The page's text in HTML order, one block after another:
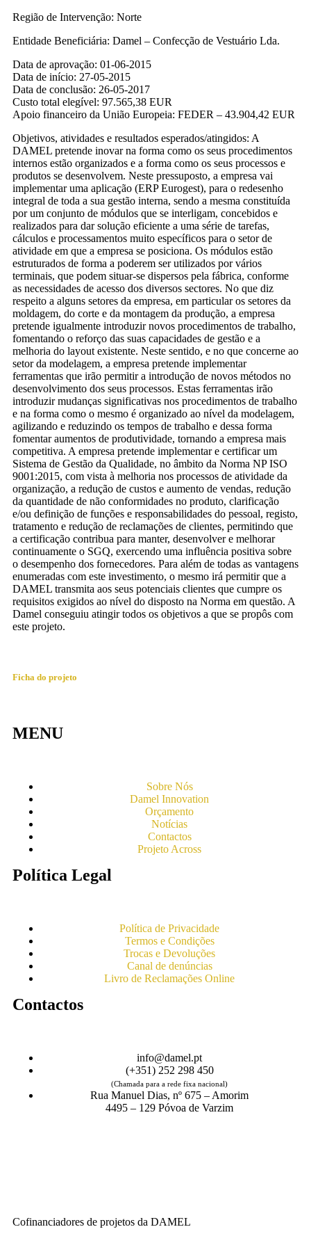
Região de Intervenção: Norte
Entidade Beneficiária: Damel – Confecção de Vestuário Lda.
Data de aprovação: 01-06-2015
Data de início: 27-05-2015
Data de conclusão: 26-05-2017
Custo total elegível: 97.565,38 EUR
Apoio financeiro da União Europeia: FEDER – 43.904,42 EUR
Objetivos, atividades e resultados esperados/atingidos: A
DAMEL pretende inovar na forma como os seus procedimentos
internos estão organizados e a forma como os seus processos e
produtos se desenvolvem. Neste pressuposto, a empresa vai
implementar uma aplicação (ERP Eurogest), para o redesenho
integral de toda a sua gestão interna, sendo a mesma constituída
por um conjunto de módulos que se interligam, concebidos e
realizados para dar solução eficiente a uma série de tarefas,
cálculos e processamentos muito específicos para o setor de
atividade em que a empresa se posiciona. Os módulos estão
estruturados de forma a poderem ser utilizados por vários
terminais, que podem situar-se dispersos pela fábrica, conforme
as necessidades de acesso dos diversos sectores. No que diz
respeito a alguns setores da empresa, em particular os setores da
moldagem, do corte e da montagem da produção, a empresa
pretende igualmente introduzir novos procedimentos de trabalho,
fomentando o reforço das suas capacidades de gestão e a
melhoria do layout existente. Neste sentido, e no que concerne ao
setor da modelagem, a empresa pretende implementar
ferramentas que irão permitir a introdução de novos métodos no
desenvolvimento dos seus processos. Estas ferramentas irão
introduzir mudanças significativas nos procedimentos de trabalho
e na forma como o mesmo é organizado ao nível da modelagem,
agilizando e reduzindo os tempos de trabalho e dessa forma
fomentar aumentos de produtividade, tornando a empresa mais
competitiva. A empresa pretende implementar e certificar um
Sistema de Gestão da Qualidade, no âmbito da Norma NP ISO
9001:2015, com vista à melhoria nos processos de atividade da
organização, a redução de custos e aumento de vendas, redução
da quantidade de não conformidades no produto, clarificação
e/ou definição de funções e responsabilidades do pessoal, registo,
tratamento e redução de reclamações de clientes, permitindo que
a certificação contribua para manter, desenvolver e melhorar
continuamente o SGQ, exercendo uma influência positiva sobre
o desempenho dos fornecedores. Para além de todas as vantagens
enumeradas com este investimento, o mesmo irá permitir que a
DAMEL transmita aos seus potenciais clientes que cumpre os
requisitos exigidos ao nível do disposto na Norma em questão. A
Damel conseguiu atingir todos os objetivos a que se propôs com
este projeto.
Ficha do projeto
MENU
Sobre Nós
Damel Innovation
Orçamento
Notícias
Contactos
Projeto Across
Política Legal
Política de Privacidade
Termos e Condições
Trocas e Devoluções
Canal de denúncias
Livro de Reclamações Online
Contactos
info@damel.pt
(+351) 252 298 450
(Chamada para a rede fixa nacional)
Rua Manuel Dias, nº 675 – Amorim
4495 – 129 Póvoa de Varzim
Cofinanciadores de projetos da DAMEL